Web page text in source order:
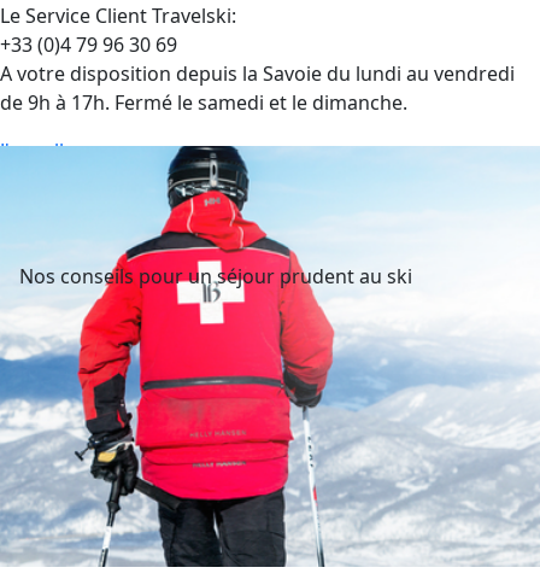
Le Service Client Travelski:
+33 (0)4 79 96 30 69
A votre disposition depuis la Savoie du lundi au vendredi
de 9h à 17h. Fermé le samedi et le dimanche.
J'appelle
Nos conseils pour un séjour prudent au ski